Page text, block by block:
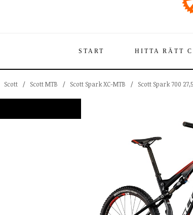
START HITTA RÄTT
Scott / Scott MTB / Scott Spark XC-MTB / Scott Spark 700